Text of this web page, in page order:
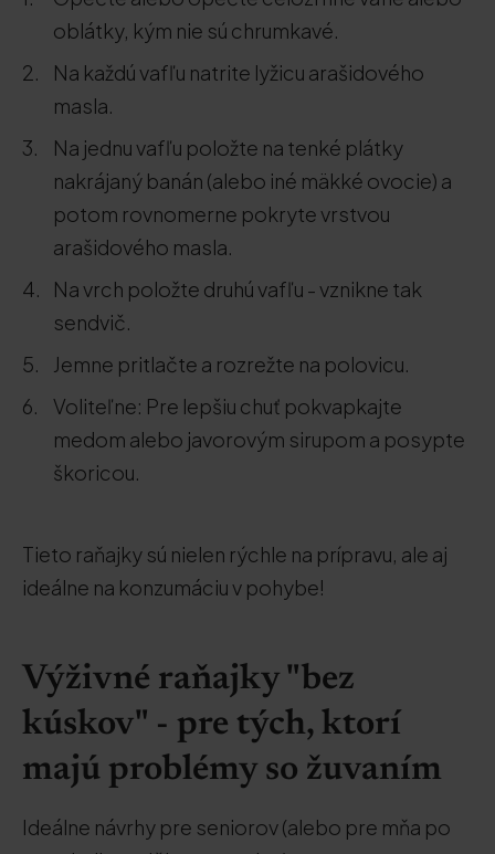
oblátky, kým nie sú chrumkavé.
Na každú vafľu natrite lyžicu arašidového
masla.
Na jednu vafľu položte na tenké plátky
nakrájaný banán (alebo iné mäkké ovocie) a
potom rovnomerne pokryte vrstvou
arašidového masla.
Na vrch položte druhú vafľu - vznikne tak
sendvič.
Jemne pritlačte a rozrežte na polovicu.
Voliteľne: Pre lepšiu chuť pokvapkajte
medom alebo javorovým sirupom a posypte
škoricou.
Tieto raňajky sú nielen rýchle na prípravu, ale aj
ideálne na konzumáciu v pohybe!
Výživné raňajky "bez
kúskov" - pre tých, ktorí
majú problémy so žuvaním
Ideálne návrhy pre seniorov (alebo pre mňa po